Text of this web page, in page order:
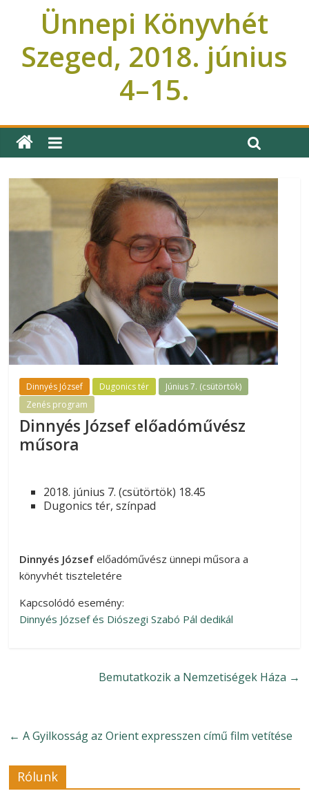
Ünnepi Könyvhét
Szeged, 2018. június
4–15.
Dinnyés József Dugonics tér
Június 7. (csütörtök)
Zenés program
Dinnyés József előadóművész
műsora
2018. június 7. (csütörtök) 18.45
Dugonics tér, színpad
Dinnyés József előadóművész ünnepi műsora a
könyvhét tiszteletére
Kapcsolódó esemény:
Dinnyés József és Diószegi Szabó Pál dedikál
Bemutatkozik a Nemzetiségek Háza →
← A Gyilkosság az Orient expresszen című film vetítése
Rólunk